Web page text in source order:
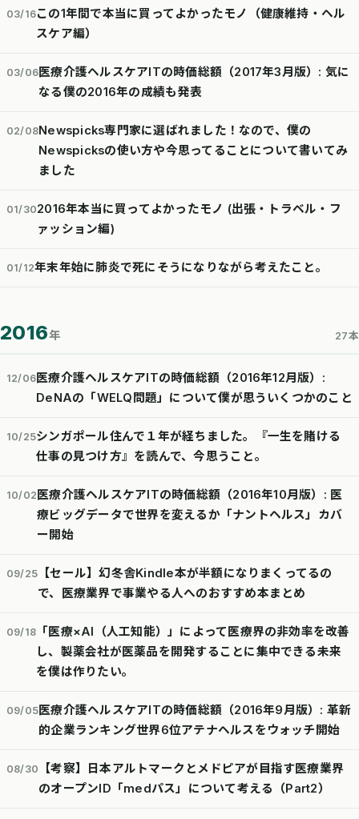
03/16この1年間で本当に買ってよかったモノ（健康維持・ヘル
スケア編）
03/06医療介護ヘルスケアITの時価総額（2017年3月版）: 気に
なる僕の2016年の成績も発表
02/08Newspicks専門家に選ばれました！なので、僕の
Newspicksの使い方や今思ってることについて書いてみ
ました
01/302016年本当に買ってよかったモノ (出張・トラベル・フ
ァッション編)
01/12年末年始に肺炎で死にそうになりながら考えたこと。
2016年 27本
12/06医療介護ヘルスケアITの時価総額（2016年12月版）:
DeNAの「WELQ問題」について僕が思ういくつかのこと
10/25シンガポール住んで１年が経ちました。『一生を賭ける
仕事の見つけ方』を読んで、今思うこと。
10/02医療介護ヘルスケアITの時価総額（2016年10月版）: 医
療ビッグデータで世界を変えるか「ナントヘルス」カバ
ー開始
09/25
【セール】幻冬舎Kindle本が半額になりまくってるの
で、医療業界で事業やる人へのおすすめ本まとめ
09/18 「医療×AI（人工知能）」によって医療界の非効率を改善
し、製薬会社が医薬品を開発することに集中できる未来
を僕は作りたい。
09/05医療介護ヘルスケアITの時価総額（2016年9月版）: 革新
的企業ランキング世界6位アテナヘルスをウォッチ開始
08/30
【考察】日本アルトマークとメドピアが目指す医療業界
のオープンID「medパス」について考える（Part2）